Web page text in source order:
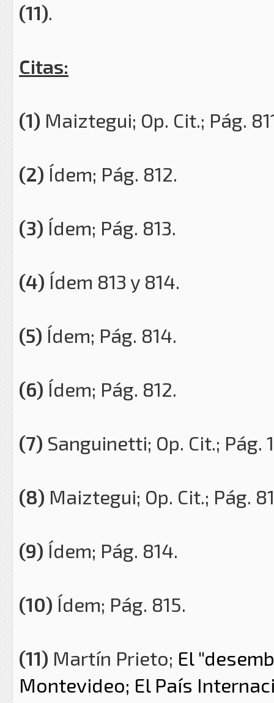
(11).
Citas:
(1) Maiztegui; Op. Cit.; Pág.
(2) Ídem; Pág. 812.
(3) Ídem; Pág. 813.
(4) Ídem 813 y 814.
(5) Ídem; Pág. 814.
(6) Ídem; Pág. 812.
(7) Sanguinetti; Op. Cit.; Pág.
(8) Maiztegui; Op. Cit.; Pág.
(9) Ídem; Pág. 814.
(10) Ídem; Pág. 815.
(11) Martín Prieto; El
Montevideo; El País